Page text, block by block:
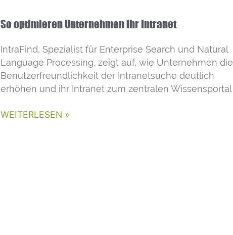
So optimieren Unternehmen ihr Intranet
IntraFind, Spezialist für Enterprise Search und Natural
Language Processing, zeigt auf, wie Unternehmen die
Benutzerfreundlichkeit der Intranetsuche deutlich
erhöhen und ihr Intranet zum zentralen Wissensportal
WEITERLESEN »